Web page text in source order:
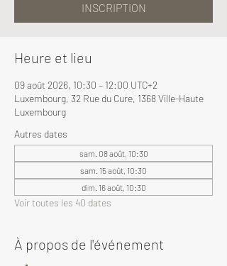
INSCRIPTION
Heure et lieu
09 août 2026, 10:30 – 12:00 UTC+2
Luxembourg, 32 Rue du Cure, 1368 Ville-Haute
Luxembourg
Autres dates
sam. 08 août, 10:30
sam. 15 août, 10:30
dim. 16 août, 10:30
Voir toutes les 40 dates
À propos de l'événement